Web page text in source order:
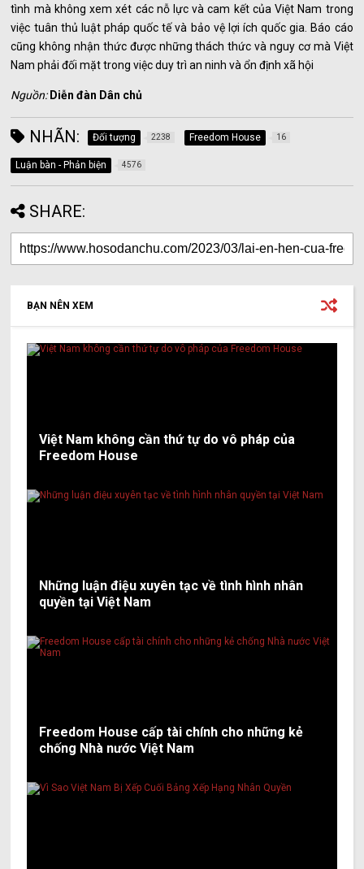
tình mà không xem xét các nỗ lực và cam kết của Việt Nam trong
việc tuân thủ luật pháp quốc tế và bảo vệ lợi ích quốc gia. Báo cáo
cũng không nhận thức được những thách thức và nguy cơ mà Việt
Nam phải đối mặt trong việc duy trì an ninh và ổn định xã hội
Nguồn: Diễn đàn Dân chủ
NHÃN: Đối tượng 2238 Freedom House 16
Luận bàn - Phản biện 4576
SHARE:
BẠN NÊN XEM
Việt Nam không cần thứ tự do vô pháp của
Freedom House
Những luận điệu xuyên tạc về tình hình nhân
quyền tại Việt Nam
Freedom House cấp tài chính cho những kẻ
chống Nhà nước Việt Nam